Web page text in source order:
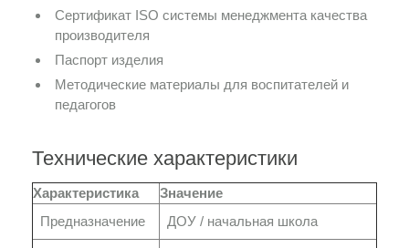
Сертификат ISO системы менеджмента качества
производителя
Паспорт изделия
Методические материалы для воспитателей и
педагогов
Технические характеристики
Характеристика
Значение
Предназначение
ДОУ / начальная школа